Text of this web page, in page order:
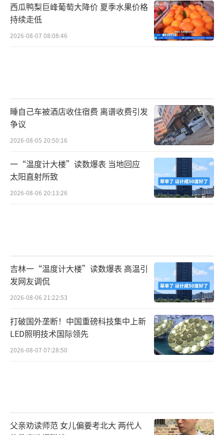
西瓜鸭梨巨峰葡萄大降价 夏季水果价格
持续走低
2026-08-07 08:08:46
睡自己车被酒店收住宿费 离谱收费引发
争议
2026-08-05 20:50:16
一“温度计大楼”读数爆表 当地回应
太阳直射所致
2026-08-06 20:13:26
吉林一“温度计大楼”读数爆表 高温引
发网友调侃
2026-08-06 21:22:53
打破国外垄断！中国重磅科技集中上新
LED照明技术国际领先
2026-08-07 07:28:50
父亲劝读师范 女儿偏要考北大 两代人